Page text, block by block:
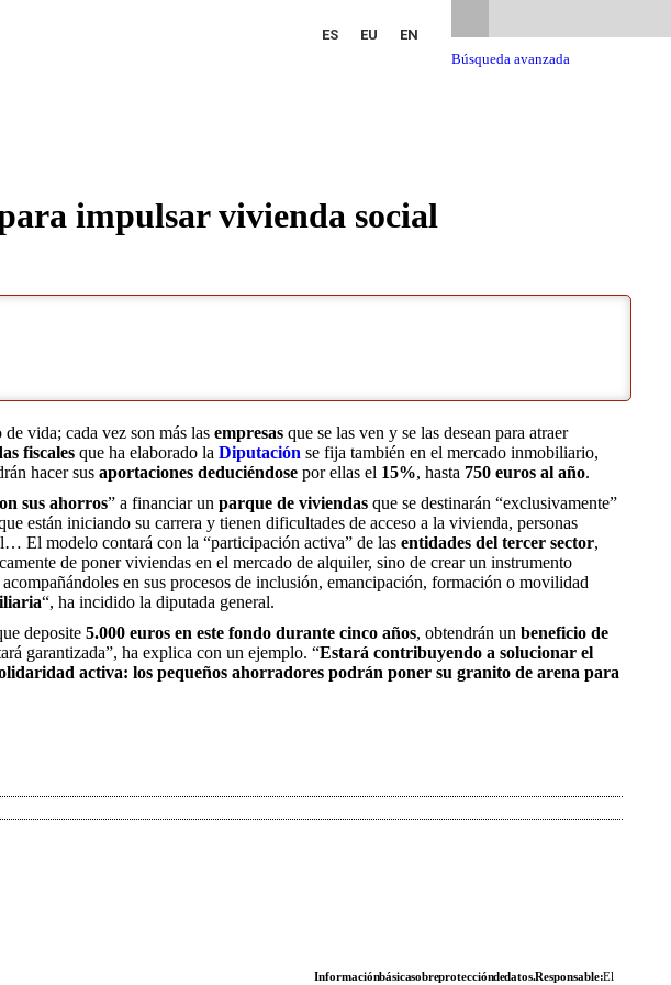
ES EU EN
Búsqueda avanzada
impulsar vivienda social
vida; cada vez son más las empresas que se las ven y se las desean para atraer
fiscales que ha elaborado la Diputación se fija también en el mercado inmobiliario,
hacer sus aportaciones deduciéndose por ellas el 15%, hasta 750 euros al año.
sus ahorros” a financiar un parque de viviendas que se destinarán “exclusivamente”
están iniciando su carrera y tienen dificultades de acceso a la vivienda, personas
El modelo contará con la “participación activa” de las entidades del tercer sector,
de poner viviendas en el mercado de alquiler, sino de crear un instrumento
en sus procesos de inclusión, emancipación, formación o movilidad
“, ha incidido la diputada general.
deposite 5.000 euros en este fondo durante cinco años, obtendrán un beneficio de
garantizada”, ha explica con un ejemplo. “Estará contribuyendo a solucionar el
activa: los pequeños ahorradores podrán poner su granito de arena para
Información básica sobre protección de datos. Responsable:El